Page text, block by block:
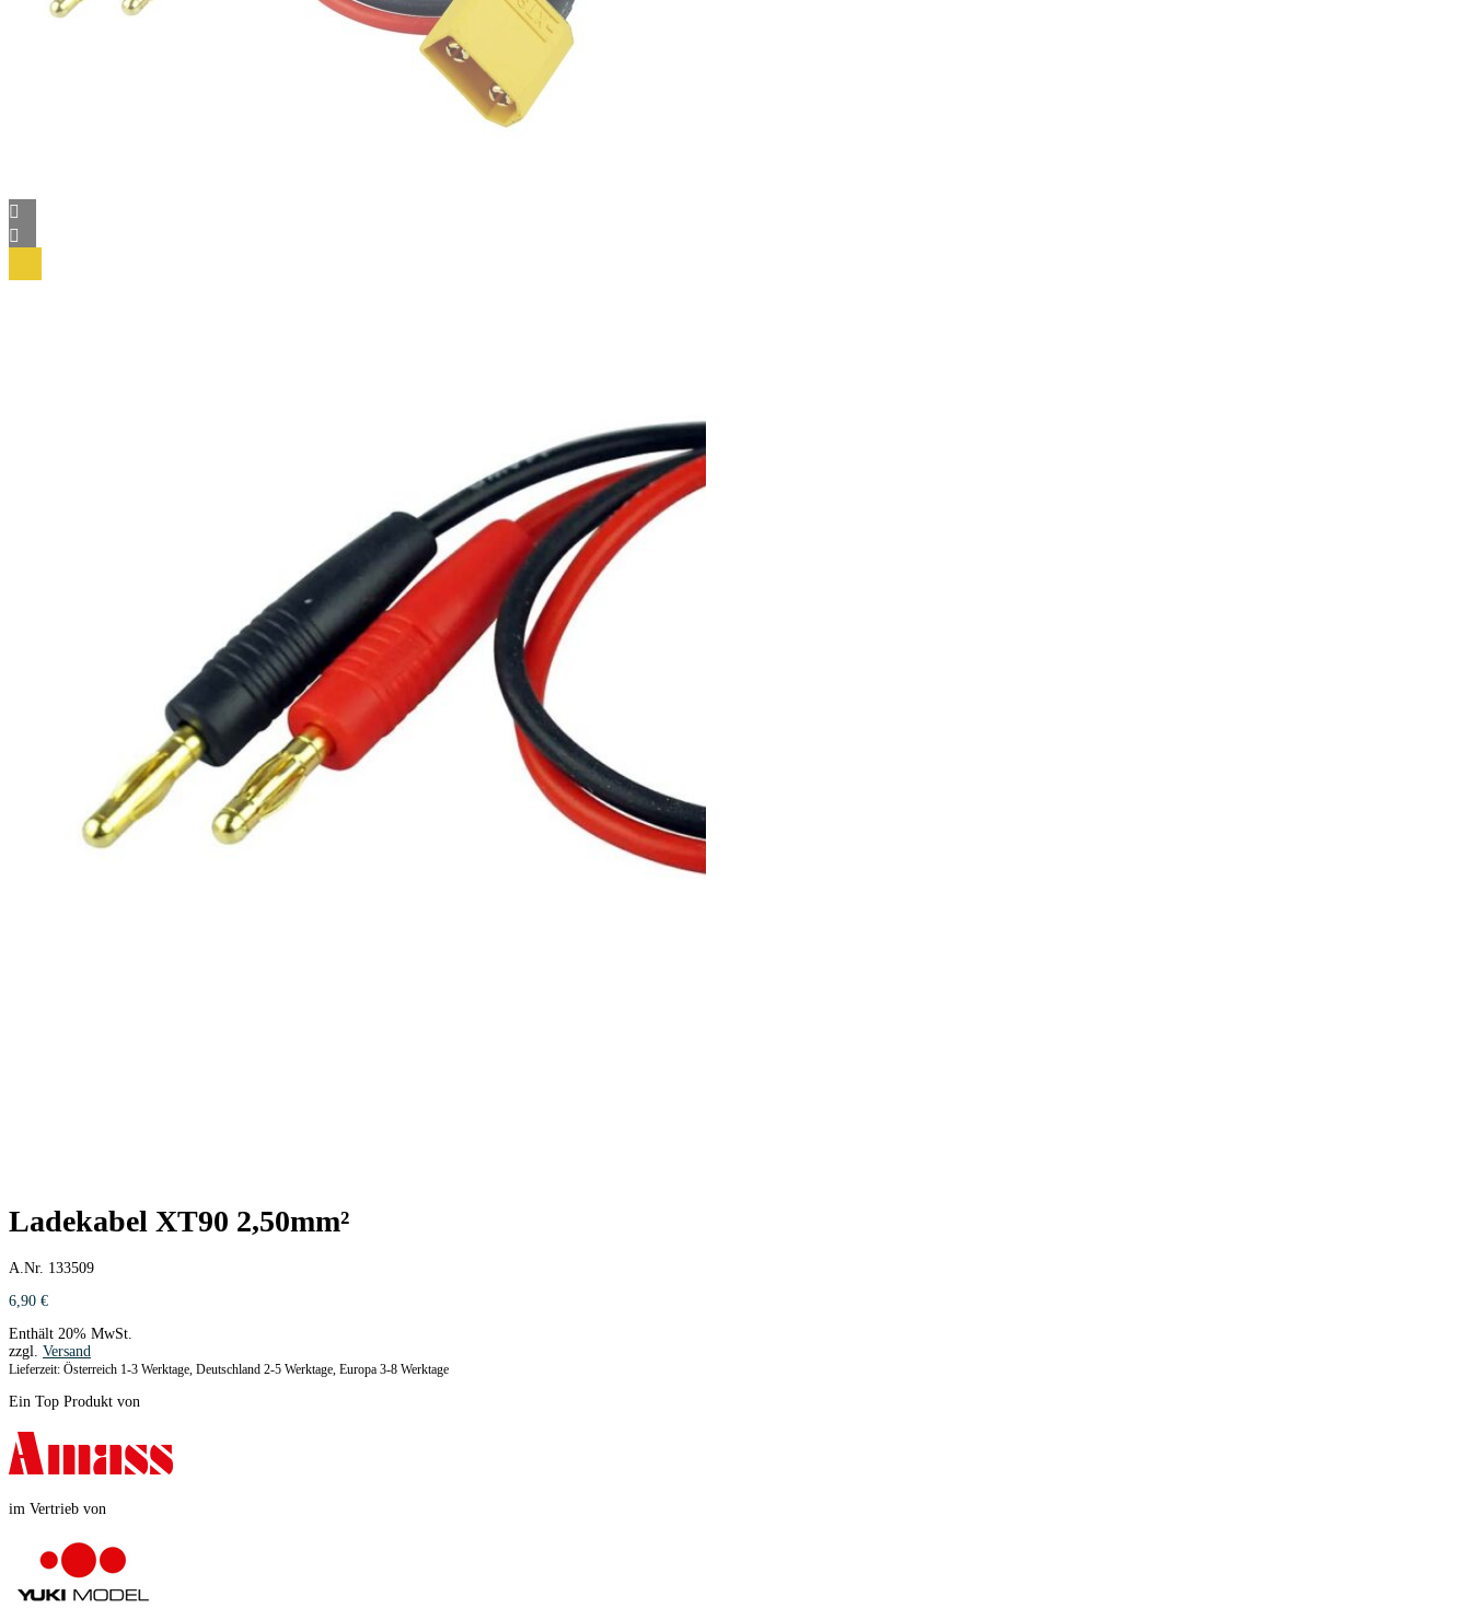
Ladekabel XT90 2,50mm²
A.Nr. 133509
6,90 €
Enthält 20% MwSt.
zzgl. Versand
Lieferzeit: Österreich 1-3 Werktage, Deutschland 2-5 Werktage, Europa 3-8 Werktage
Ein Top Produkt von
im Vertrieb von